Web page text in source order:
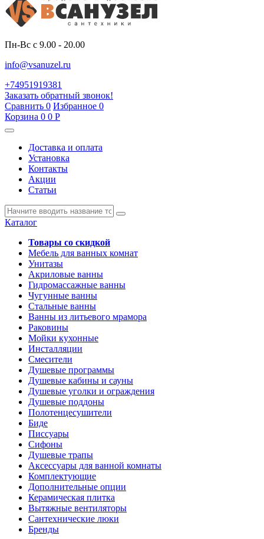
Пн-Вс с 9.00 - 20.00
info@vsanuzel.ru
+74951919381
Заказать обратный звонок!
Сравнить 0 Избранное 0
Корзина 0 0 Р
Доставка и оплата
Установка
Контакты
Акции
Статьи
Каталог
Товары со скидкой
Мебель для ванных комнат
Унитазы
Акриловые ванны
Гидромассажные ванны
Чугунные ванны
Стальные ванны
Ванны из литьевого мрамора
Раковины
Мойки кухонные
Инсталляции
Смесители
Душевые программы
Душевые кабины и сауны
Душевые уголки и ограждения
Душевые поддоны
Полотенцесушители
Биде
Писсуары
Сифоны
Душевые трапы
Аксессуары для ванной комнаты
Комплектующие
Дополнительные опции
Керамическая плитка
Вытяжные вентиляторы
Сантехнические люки
Бренды